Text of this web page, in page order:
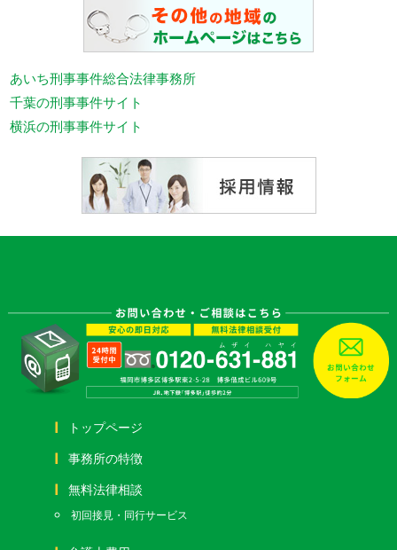
あいち刑事事件総合法律事務所
千葉の刑事事件サイト
横浜の刑事事件サイト
トップページ
事務所の特徴
無料法律相談
初回接見・同行サービス